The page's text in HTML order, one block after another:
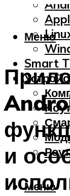
Smart
Меню
Меню
и